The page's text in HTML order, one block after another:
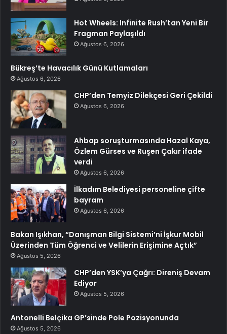
Hot Wheels: Infinite Rush’tan Yeni Bir
Fragman Paylaşıldı
Ağustos 6, 2026
Bükreş’te Havacılık Günü Kutlamaları
Ağustos 6, 2026
CHP’den Temyiz Dilekçesi Geri Çekildi
Ağustos 6, 2026
Ahbap soruşturmasında Hazal Kaya,
Özlem Gürses ve Ruşen Çakır ifade
verdi
Ağustos 6, 2026
İlkadım Belediyesi personeline çifte
bayram
Ağustos 6, 2026
Bakan Işıkhan, “Danışman Bilgi Sistemi’ni İşkur Mobil
Üzerinden Tüm Öğrenci ve Velilerin Erişimine Açtık”
Ağustos 5, 2026
CHP’den YSK’ya Çağrı: Direniş Devam
Ediyor
Ağustos 5, 2026
Antonelli Belçika GP’sinde Pole Pozisyonunda
Ağustos 5, 2026